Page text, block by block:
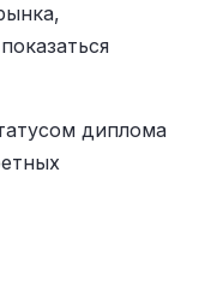
диплома